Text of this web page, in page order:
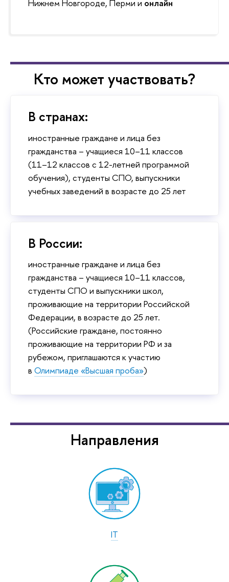
Нижнем Новгороде, Перми и онлайн
Кто может участвовать?
В странах:
иностранные граждане и лица без
гражданства – учащиеся 10–11 классов
(11–12 классов с 12-летней программой
обучения), студенты СПО, выпускники
учебных заведений в возрасте до 25 лет
В России:
иностранные граждане и лица без
гражданства – учащиеся 10–11 классов,
студенты СПО и выпускники школ,
проживающие на территории Российской
Федерации, в возрасте до 25 лет.
(Российские граждане, постоянно
проживающие на территории РФ и за
рубежом, приглашаются к участию
в Олимпиаде «Высшая проба»)
Направления
IT